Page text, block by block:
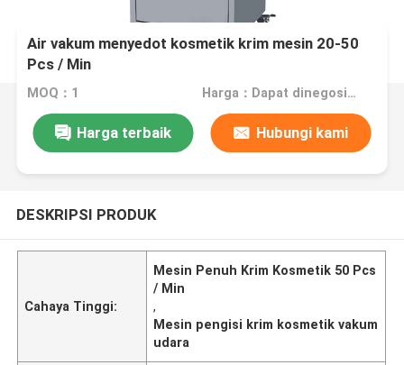
Air vakum menyedot kosmetik krim mesin 20-50
Pcs / Min
MOQ：1 Harga：Dapat dinegosiasikan
Harga terbaik Hubungi kami
DESKRIPSI PRODUK
Cahaya Tinggi:
Mesin Penuh Krim Kosmetik 50 Pcs
/ Min
,
Mesin pengisi krim kosmetik vakum
udara